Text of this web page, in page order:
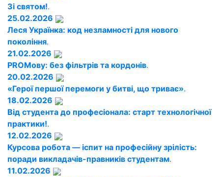
Зі святом!.
25.02.2026
Леся Українка: код незламності для нового
покоління.
21.02.2026
PROМову: без фільтрів та кордонів.
20.02.2026
«Герої першої перемоги у битві, що триває».
18.02.2026
Від студента до професіонала: старт технологічної
практики!.
12.02.2026
Курсова робота — іспит на професійну зрілість:
поради викладачів-правників студентам.
11.02.2026